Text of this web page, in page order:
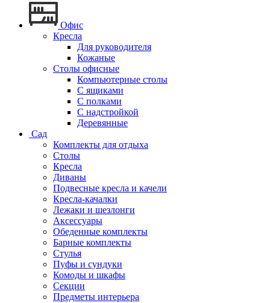
Офис
Кресла
Для руководителя
Кожаные
Столы офисные
Компьютерные столы
С ящиками
С полками
С надстройкой
Деревянные
Сад
Комплекты для отдыха
Столы
Кресла
Диваны
Подвесные кресла и качели
Кресла-качалки
Лежаки и шезлонги
Аксессуары
Обеденные комплекты
Барные комплекты
Стулья
Пуфы и сундуки
Комоды и шкафы
Секции
Предметы интерьера